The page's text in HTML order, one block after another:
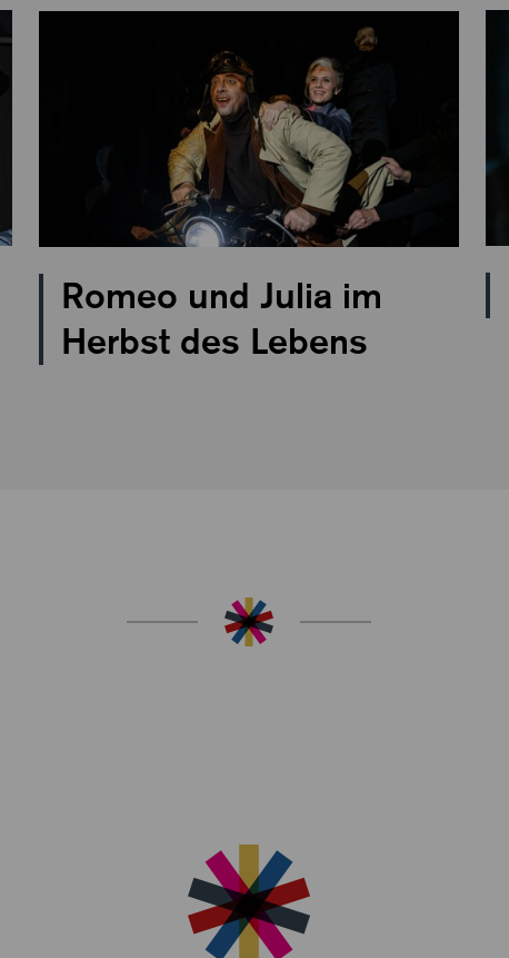
Romeo und Julia im
Herbst des Lebens